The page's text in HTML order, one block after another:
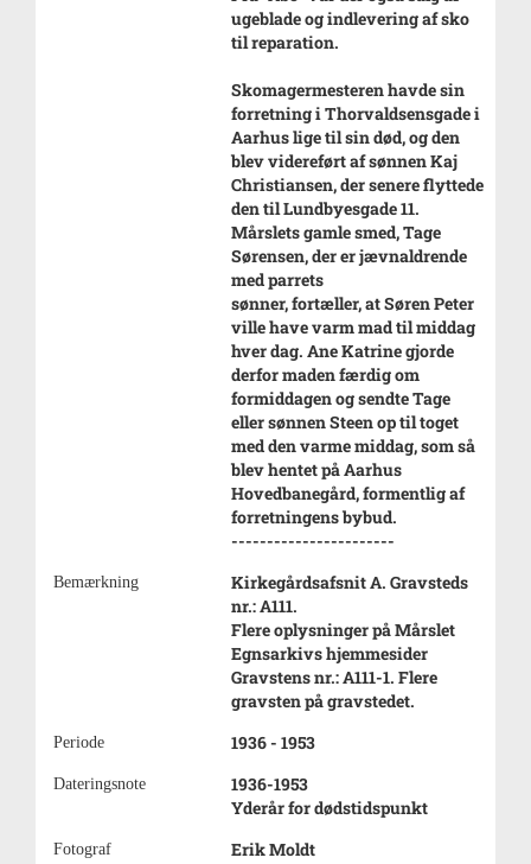
ugeblade og indlevering af sko
til reparation.
Skomagermesteren havde sin
forretning i Thorvaldsensgade i
Aarhus lige til sin død, og den
blev videreført af sønnen Kaj
Christiansen, der senere flyttede
den til Lundbyesgade 11.
Mårslets gamle smed, Tage
Sørensen, der er jævnaldrende
med parrets
sønner, fortæller, at Søren Peter
ville have varm mad til middag
hver dag. Ane Katrine gjorde
derfor maden færdig om
formiddagen og sendte Tage
eller sønnen Steen op til toget
med den varme middag, som så
blev hentet på Aarhus
Hovedbanegård, formentlig af
forretningens bybud.
-----------------------
Bemærkning
Kirkegårdsafsnit A. Gravsteds
nr.: A111.
Flere oplysninger på Mårslet
Egnsarkivs hjemmesider
Gravstens nr.: A111-1. Flere
gravsten på gravstedet.
Periode 1936 - 1953
Dateringsnote
1936-1953
Yderår for dødstidspunkt
Fotograf Erik Moldt